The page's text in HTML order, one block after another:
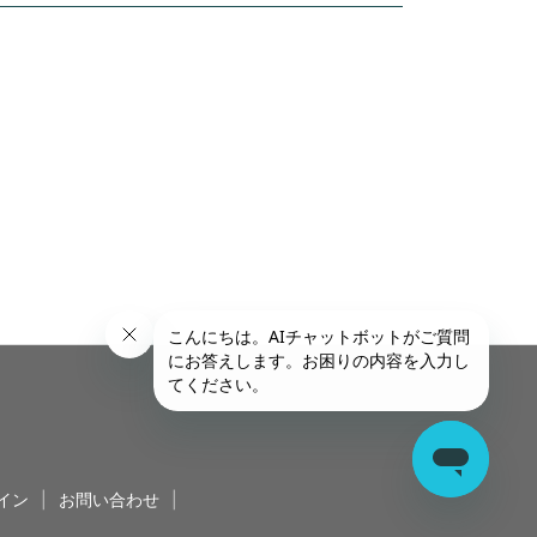
ン お問い合わせ